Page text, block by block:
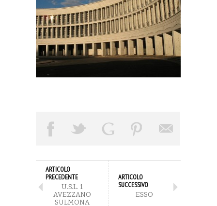
ARTICOLO
PRECEDENTE
U.S.L. 1
AVEZZANO
SULMONA
ARTICOLO
SUCCESSIVO
ESSO